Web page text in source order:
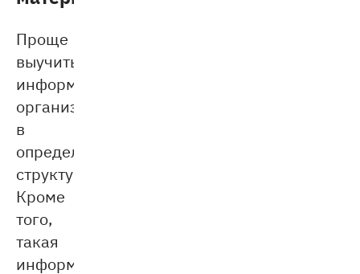
Проще
выучить
информацию,
организованную
в
определённую
структуру.
Кроме
того,
такая
информация